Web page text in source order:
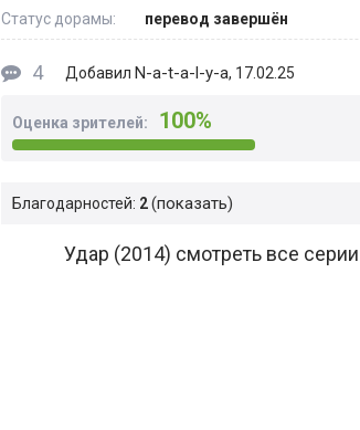
Статус дорамы: перевод завершён
4 Добавил N-a-t-a-l-y-a, 17.02.25
Оценка зрителей: 100%
Благодарностей: 2 показать
Удар (2014) смотреть все